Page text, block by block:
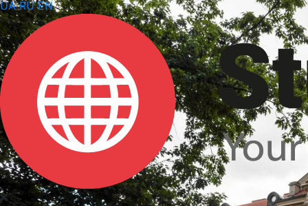
UA RU EN